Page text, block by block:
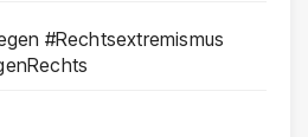
#Rechtsextremismus